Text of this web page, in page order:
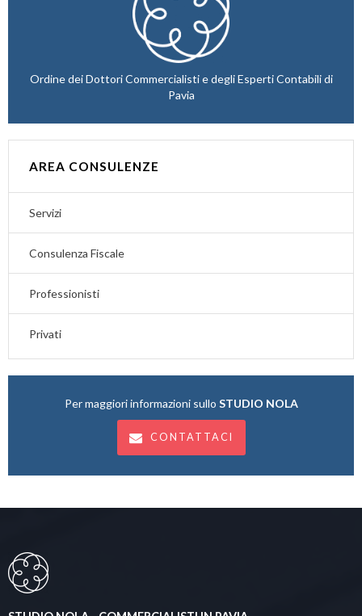
Ordine dei Dottori Commercialisti e degli Esperti Contabili di
Pavia
AREA CONSULENZE
Servizi
Consulenza Fiscale
Professionisti
Privati
Per maggiori informazioni sullo STUDIO NOLA
CONTATTACI